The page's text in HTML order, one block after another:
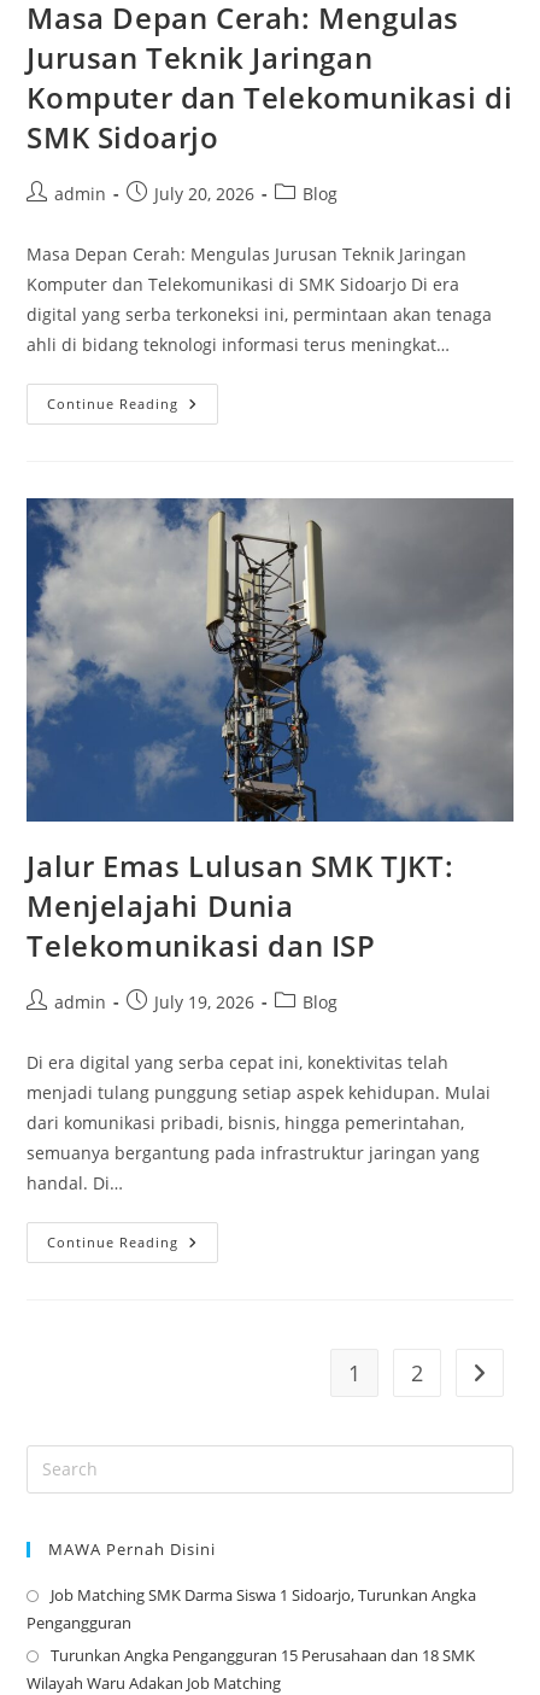
Masa Depan Cerah: Mengulas
Jurusan Teknik Jaringan
Komputer dan Telekomunikasi di
SMK Sidoarjo
Postadmin
PostJuly 20, 2026
PostBlog
Masa Depan Cerah: Mengulas Jurusan Teknik Jaringan
Komputer dan Telekomunikasi di SMK Sidoarjo Di era
digital yang serba terkoneksi ini, permintaan akan tenaga
ahli di bidang teknologi informasi terus meningkat…
Continue Reading Masa
Depan
Jaringan
Komputer
Dan
Telekomunikasi
Sidoarjo
Jalur Emas Lulusan SMK TJKT:
Menjelajahi Dunia
Telekomunikasi dan ISP
Postadmin
PostJuly 19, 2026
PostBlog
Di era digital yang serba cepat ini, konektivitas telah
menjadi tulang punggung setiap aspek kehidupan. Mulai
dari komunikasi pribadi, bisnis, hingga pemerintahan,
semuanya bergantung pada infrastruktur jaringan yang
handal. Di…
Continue Reading Jalur
Emas
1 2 Go to
MAWA Pernah Disini
Job Matching SMK Darma Siswa 1 Sidoarjo, Turunkan Angka
Pengangguran
Turunkan Angka Pengangguran 15 Perusahaan dan 18 SMK
Wilayah Waru Adakan Job Matching